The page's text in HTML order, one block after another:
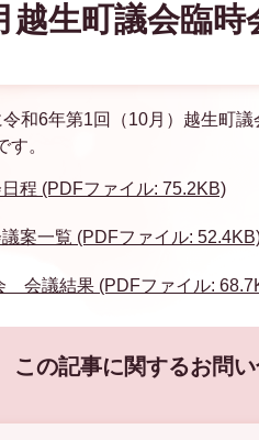
越生町議会臨時
和6年第1回（10月）越生町議
。
程 (PDFファイル: 75.2KB)
案一覧 (PDFファイル:
会議結果 (PDFファイル:
この記事に関するお問